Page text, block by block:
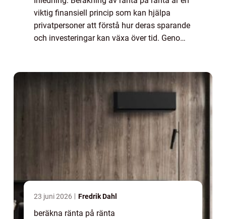
viktig finansiell princip som kan hjälpa
privatpersoner att förstå hur deras sparande
och investeringar kan växa över tid. Genom
23 juni 2026 Fredrik Dahl
beräkna ränta på ränta